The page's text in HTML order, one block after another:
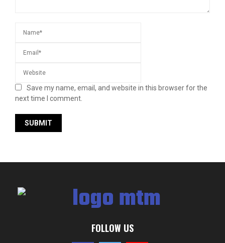
Save my name, email, and website in this browser for the
next time I comment.
FOLLOW US